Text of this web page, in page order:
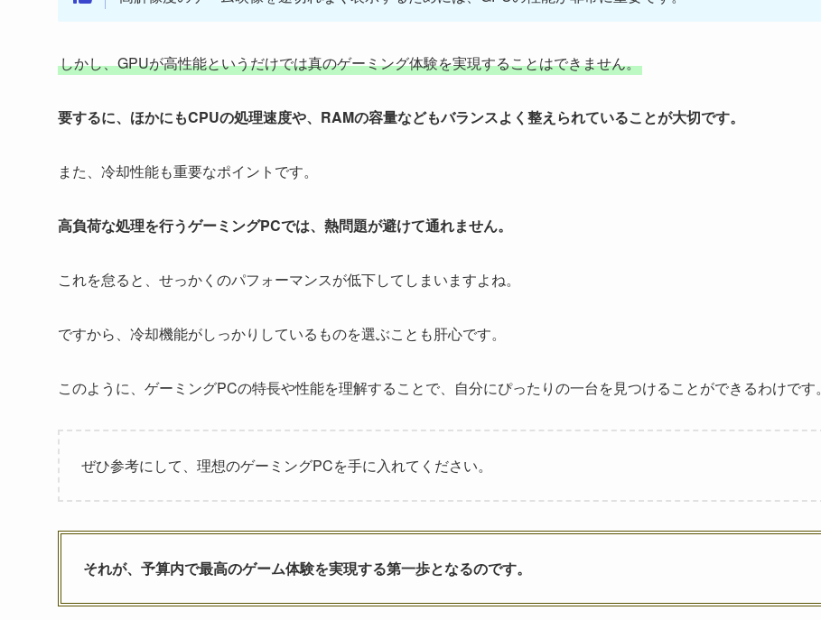
しかし、GPUが高性能というだけでは真のゲーミング体験を実現することはできません。
要するに、ほかにもCPUの処理速度や、RAMの容量などもバランスよく整えられていることが大切です。
また、冷却性能も重要なポイントです。
高負荷な処理を行うゲーミングPCでは、熱問題が避けて通れません。
これを怠ると、せっかくのパフォーマンスが低下してしまいますよね。
ですから、冷却機能がしっかりしているものを選ぶことも肝心です。
このように、ゲーミングPCの特長や性能を理解することで、自分にぴったりの一台を見つけることができるわけです。
ぜひ参考にして、理想のゲーミングPCを手に入れてください。
それが、予算内で最高のゲーム体験を実現する第一歩となるのです。